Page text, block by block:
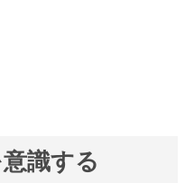
識する